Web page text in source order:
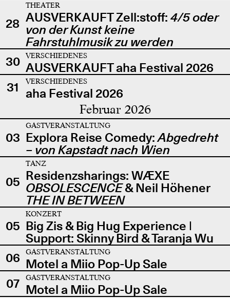
28
THEATER
AUSVERKAUFT Zell:stoff: 4/5 oder
von der Kunst keine
Fahrstuhlmusik zu werden
30
VERSCHIEDENES
AUSVERKAUFT aha Festival 2026
31
VERSCHIEDENES
aha Festival 2026
Februar 2026
03
GASTVERANSTALTUNG
Explora Reise Comedy:Abgedreht
– von Kapstadt nach Wien
05
TANZ
Residenzsharings: WÆXE
OBSOLESCENCE& Neil Höhener
THE IN BETWEEN
05
KONZERT
Big Zis & Big Hug Experience |
Support: Skinny Bird & Taranja Wu
06
GASTVERANSTALTUNG
Motel a Miio Pop-Up Sale
07
GASTVERANSTALTUNG
Motel a Miio Pop-Up Sale